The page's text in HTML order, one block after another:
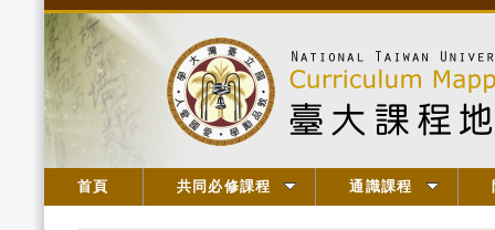
首頁 共同必修課程 通識課程